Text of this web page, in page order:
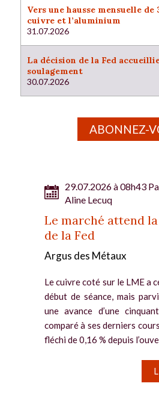
Vers une hausse mensuelle de
cuivre et l’aluminium
31.07.2026
La décision de la Fed
soulagement
30.07.2026
ABONNEZ-
29.07.2026 à 08h43
Aline Lecuq
Le marché attend
de la Fed
Argus des Métaux
Le cuivre coté sur le LME a
début de séance, mais
une avance d’une
comparé à ses derniers
fléchi de 0,16 % depuis